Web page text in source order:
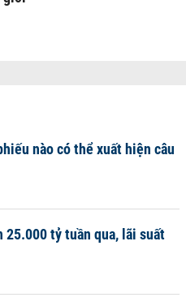
nào có thể xuất hiện câu
25.000 tỷ tuần qua, lãi suất